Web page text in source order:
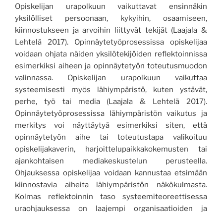
Opiskelijan urapolkuun vaikuttavat ensinnäkin
yksilölliset persoonaan, kykyihin, osaamiseen,
kiinnostukseen ja arvoihin liittyvät tekijät (Laajala &
Lehtelä 2017). Opinnäytetyöprosessissa opiskelijaa
voidaan ohjata näiden yksilötekijöiden reflektoinnissa
esimerkiksi aiheen ja opinnäytetyön toteutusmuodon
valinnassa. Opiskelijan urapolkuun vaikuttaa
systeemisesti myös lähiympäristö, kuten ystävät,
perhe, työ tai media (Laajala & Lehtelä 2017).
Opinnäytetyöprosessissa lähiympäristön vaikutus ja
merkitys voi näyttäytyä esimerkiksi siten, että
opinnäytetyön aihe tai toteutustapa valikoituu
opiskelijakaverin, harjoittelupaikkakokemusten tai
ajankohtaisen mediakeskustelun perusteella.
Ohjauksessa opiskelijaa voidaan kannustaa etsimään
kiinnostavia aiheita lähiympäristön näkökulmasta.
Kolmas reflektoinnin taso systeemiteoreettisessa
uraohjauksessa on laajempi organisaatioiden ja